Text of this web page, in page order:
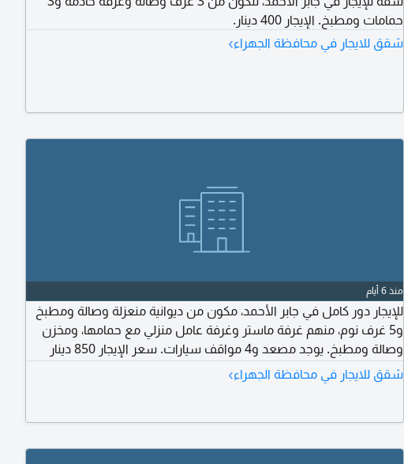
حمامات ومطبخ. الإيجار 400 دينار.
شقق للايجار في محافظة الجهراء›
منذ 6 أيام
للإيجار دور كامل في جابر الأحمد، مكون من ديوانية منعزلة وصالة ومطبخ
و5 غرف نوم، منهم غرفة ماستر وغرفة عامل منزلي مع حمامها، ومخزن
وصالة ومطبخ. يوجد مصعد و4 مواقف سيارات. سعر الإيجار 850 دينار
كويتي. للتواصل مع شركة أحمد الأحمد العقارية.
شقق للايجار في محافظة الجهراء›